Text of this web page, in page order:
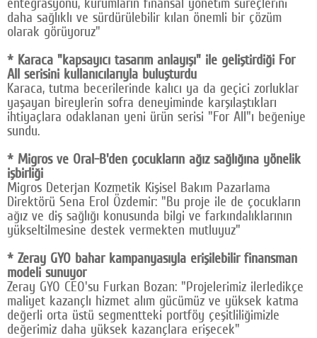
daha sağlıklı ve sürdürülebilir kılan önemli bir çözüm
olarak görüyoruz"
* Karaca "kapsayıcı tasarım anlayışı" ile geliştirdiği For
All serisini kullanıcılarıyla buluşturdu
Karaca, tutma becerilerinde kalıcı ya da geçici zorluklar
yaşayan bireylerin sofra deneyiminde karşılaştıkları
ihtiyaçlara odaklanan yeni ürün serisi "For All"ı beğeniye
sundu.
* Migros ve Oral-B'den çocukların ağız sağlığına yönelik
işbirliği
Migros Deterjan Kozmetik Kişisel Bakım Pazarlama
Direktörü Sena Erol Özdemir: "Bu proje ile de çocukların
ağız ve diş sağlığı konusunda bilgi ve farkındalıklarının
yükseltilmesine destek vermekten mutluyuz"
* Zeray GYO bahar kampanyasıyla erişilebilir finansman
modeli sunuyor
Zeray GYO CEO'su Furkan Bozan: "Projelerimiz ilerledikçe
maliyet kazançlı hizmet alım gücümüz ve yüksek katma
değerli orta üstü segmentteki portföy çeşitliliğimizle
değerimiz daha yüksek kazançlara erişecek"